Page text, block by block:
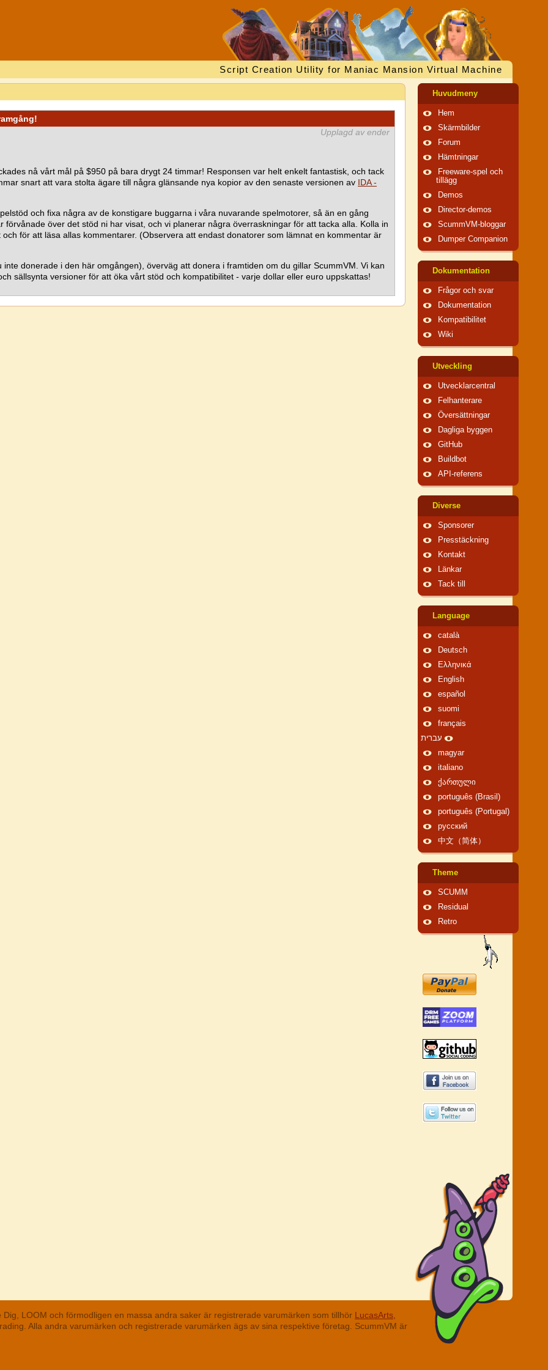
Script Creation Utility for Maniac Mansion Virtual Machine
Upplagd av ender
nå vårt mål på $950 på bara drygt 24 timmar! Responsen var helt enkelt fantastisk, och tack
snart att vara stolta ägare till några glänsande nya kopior av den senaste versionen av IDA -
och fixa några av de konstigare buggarna i våra nuvarande spelmotorer, så än en gång
över det stöd ni har visat, och vi planerar några överraskningar för att tacka alla. Kolla in
för att läsa allas kommentarer. (Observera att endast donatorer som lämnat en kommentar är
donerade i den här omgången), överväg att donera i framtiden om du gillar ScummVM. Vi kan
sällsynta versioner för att öka vårt stöd och kompatibilitet - varje dollar eller euro uppskattas!
Huvudmeny
Hem
Skärmbilder
Forum
Hämtningar
Freeware-spel och
tillägg
Demos
Director-demos
ScummVM-bloggar
Dumper Companion
Dokumentation
Frågor och svar
Dokumentation
Kompatibilitet
Wiki
Utveckling
Utvecklarcentral
Felhanterare
Översättningar
Dagliga byggen
GitHub
Buildbot
API-referens
Diverse
Sponsorer
Presstäckning
Kontakt
Länkar
Tack till
Language
català
Deutsch
Ελληνικά
English
español
suomi
français
עברית
magyar
italiano
ქართული
português (Brasil)
português (Portugal)
русский
中文（简体）
Theme
SCUMM
Residual
Retro
LOOM och förmodligen en massa andra saker är registrerade varumärken som tillhör LucasArts,
Alla andra varumärken och registrerade varumärken ägs av sina respektive företag. ScummVM är